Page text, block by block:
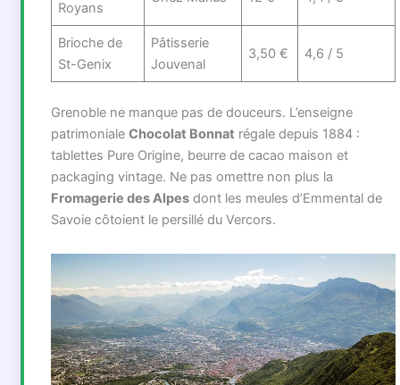
Royans
Brioche de
St-Genix
Pâtisserie
Jouvenal
3,50 € 4,6 / 5
Grenoble ne manque pas de douceurs. L’enseigne
patrimoniale Chocolat Bonnat régale depuis 1884 :
tablettes Pure Origine, beurre de cacao maison et
packaging vintage. Ne pas omettre non plus la
Fromagerie des Alpesdont les meules d’Emmental de
Savoie côtoient le persillé du Vercors.